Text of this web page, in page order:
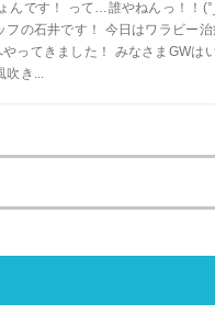
んです！ って…誰やねんっ！！
フの石井です！ 今日はワラビー
ってきました！ みなさまGWは
き...
索: